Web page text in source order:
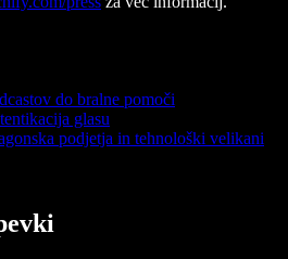
do bralne pomoči
glasu
podjetja in tehnološki velikani